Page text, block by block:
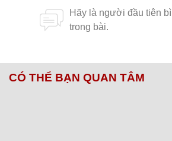
CÓ THỂ BẠN QUAN TÂM